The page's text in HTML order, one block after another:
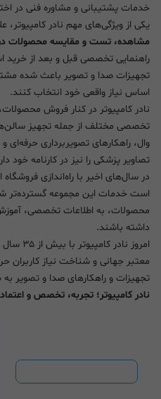
خدمات پشتیبانی و مشاوره فنی در
یکی از ویژگی‌های مهم نادر کامپیوتر،
مشاهده، تست و مقایسه محصولات
راهنمایی تخصصی قبل و بعد از خرید
تجهیزات صدا و تصویر باعث شده
اساس نیاز واقعی خود انتخاب کنند.
نادر کامپیوتر در کنار فروش
تخصصی مختلف از جمله تجهیز
وال، راهکارهای تصویربرداری حرفه‌ای
تصاویر پزشکی را نیز در کارنامه خود
در سال‌های اخیر با راه‌اندازی فروشگاه
است خدمات این مجموعه گسترده‌تر
محصولات، به اطلاعات تخصصی،
داشته باشند.
امروز
معتبر جهانی و شناخت نیاز کاربران
تجهیزات و راهکارهای صدا و تصویر
نادر کامپیوتر؛ تجربه، تخصص و